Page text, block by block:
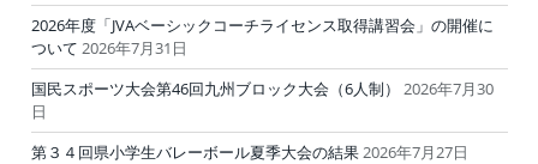
2026年度「JVAベーシックコーチライセンス取得講習会」の開催に
ついて 2026年7月31日
国民スポーツ大会第46回九州ブロック大会（6人制）
2026年7月30
日
第３４回県小学生バレーボール夏季大会の結果2026年7月27日